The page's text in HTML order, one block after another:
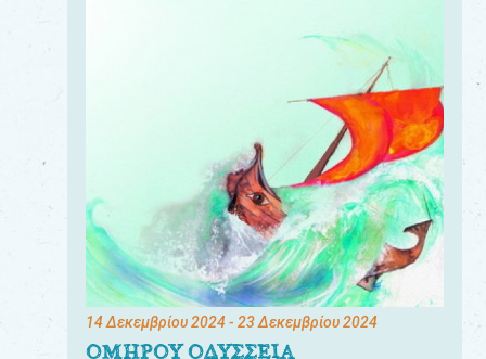
14 Δεκεμβρίου 2024- 23 Δεκεμβρίου 2024
ΟΜΗΡΟΥ ΟΔΥΣΣΕΙΑ